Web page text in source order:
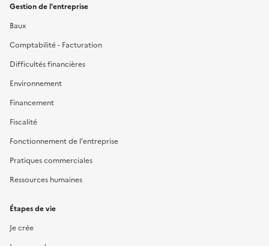
Gestion de l'entreprise
Baux
Comptabilité - Facturation
Difficultés financières
Environnement
Financement
Fiscalité
Fonctionnement de l'entreprise
Pratiques commerciales
Ressources humaines
Étapes de vie
Je crée